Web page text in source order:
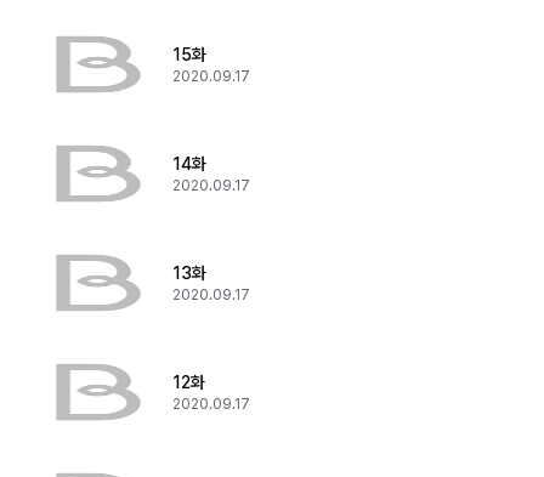
15화
2020.09.17
14화
2020.09.17
13화
2020.09.17
12화
2020.09.17